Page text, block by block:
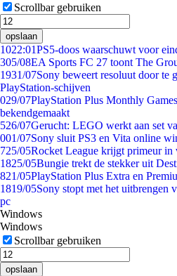
Scrollbar gebruiken
opslaan
1022:01PS5-doos waarschuwt voor
305/08EA Sports FC 27 toont The
1931/07Sony beweert resoluut door te
PlayStation-schijven
029/07PlayStation Plus Monthly
bekendgemaakt
526/07Gerucht: LEGO werkt aan set
001/07Sony sluit PS3 en Vita online
725/05Rocket League krijgt primeur
1825/05Bungie trekt de stekker uit
821/05PlayStation Plus Extra en
1819/05Sony stopt met het uitbrengen
pc
Windows
Windows
Scrollbar gebruiken
opslaan